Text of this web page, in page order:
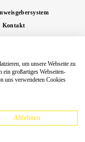
Kontakt
angegeben.
GmbH
3430 Tulln
webgate.ec.europa.eu/odr
um unsere Webseite zu
ein großartiges Webseiten-
uns verwendeten Cookies
Ablehnen